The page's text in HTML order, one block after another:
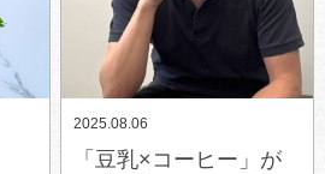
2025.08.06
「豆乳×コーヒー」が